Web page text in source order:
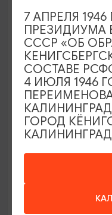
МАСТЕР-КЛАССЫ
Мастер-
Бодяковой
Калининград, ул.
7 АПРЕЛЯ
ПРЕЗИДИУМА
СССР «ОБ
СОСТАВЕ
4 ИЮЛЯ 1946
ГОРОД
КАЛИНИНГРАД